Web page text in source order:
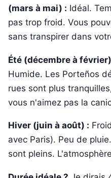
(mars à mai) : Idéal.
pas trop froid. Vous
sans transpirer dans
Été (décembre à
Humide. Les Porteños
rues sont plus
vous n'aimez pas la
Hiver (juin à août) :
avec Paris). Peu de
sont pleins.